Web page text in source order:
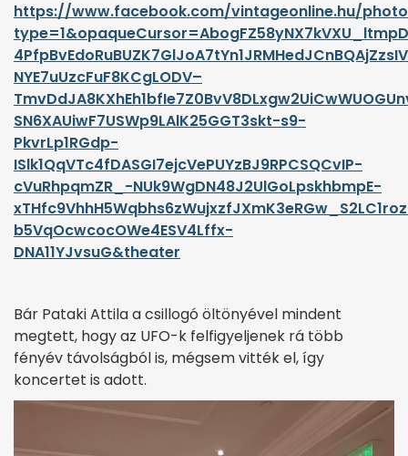
https://www.facebook.com/vintageonline.hu/
NYE7uUzcFuF8KCgLODV–
SN6XAUiwF7USWp9LAlK25GGT3skt-s9-
PkvrLp1RGdp-
ISlk1QqVTc4fDASGI7ejcVePUYzBJ9RPCSQCvIP-
cVuRhpqmZR_-NUk9WgDN48J2UlGoLpskhbmpE-
b5VqOcwcocOWe4ESV4Lffx-
DNA11YJvsuG&theater
Bár Pataki Attila a csillogó öltönyével mindent
megtett, hogy az UFO-k felfigyeljenek rá több
fényév távolságból is, mégsem vitték el, így
koncertet is adott.